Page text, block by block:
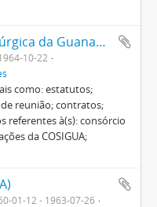
COSIGUA – Companhia Siderúrgica da Guanabara
10-22
como: estatutos;
reunião; contratos;
referentes à(s): consórcio
da COSIGUA;
01-12 - 1963-07-26